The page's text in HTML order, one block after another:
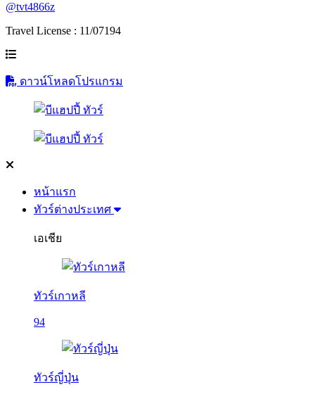
@tvt4866z
Travel License : 11/07194
ดาวน์โหลดโปรแกรม
หน้าแรก
ทัวร์ต่างประเทศ
เอเชีย
ทัวร์เกาหลี
94
ทัวร์ญี่ปุ่น